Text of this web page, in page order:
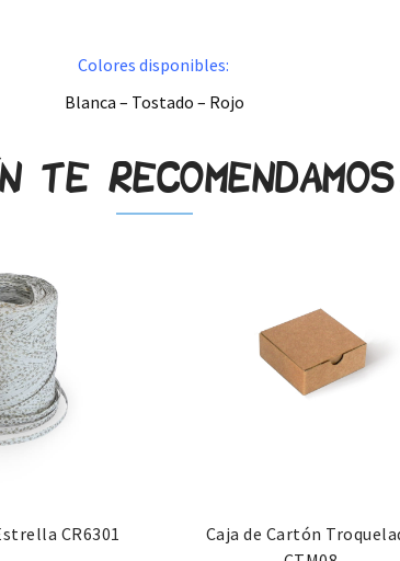
Colores disponibles:
Blanca – Tostado – Rojo
te
CR6301
Caja de Cartón